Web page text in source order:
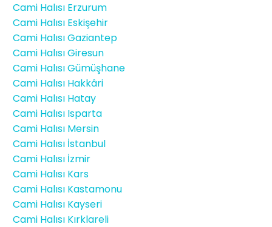
Cami Halısı Erzurum
Cami Halısı Eskişehir
Cami Halısı Gaziantep
Cami Halısı Giresun
Cami Halısı Gümüşhane
Cami Halısı Hakkâri
Cami Halısı Hatay
Cami Halısı Isparta
Cami Halısı Mersin
Cami Halısı İstanbul
Cami Halısı İzmir
Cami Halısı Kars
Cami Halısı Kastamonu
Cami Halısı Kayseri
Cami Halısı Kırklareli